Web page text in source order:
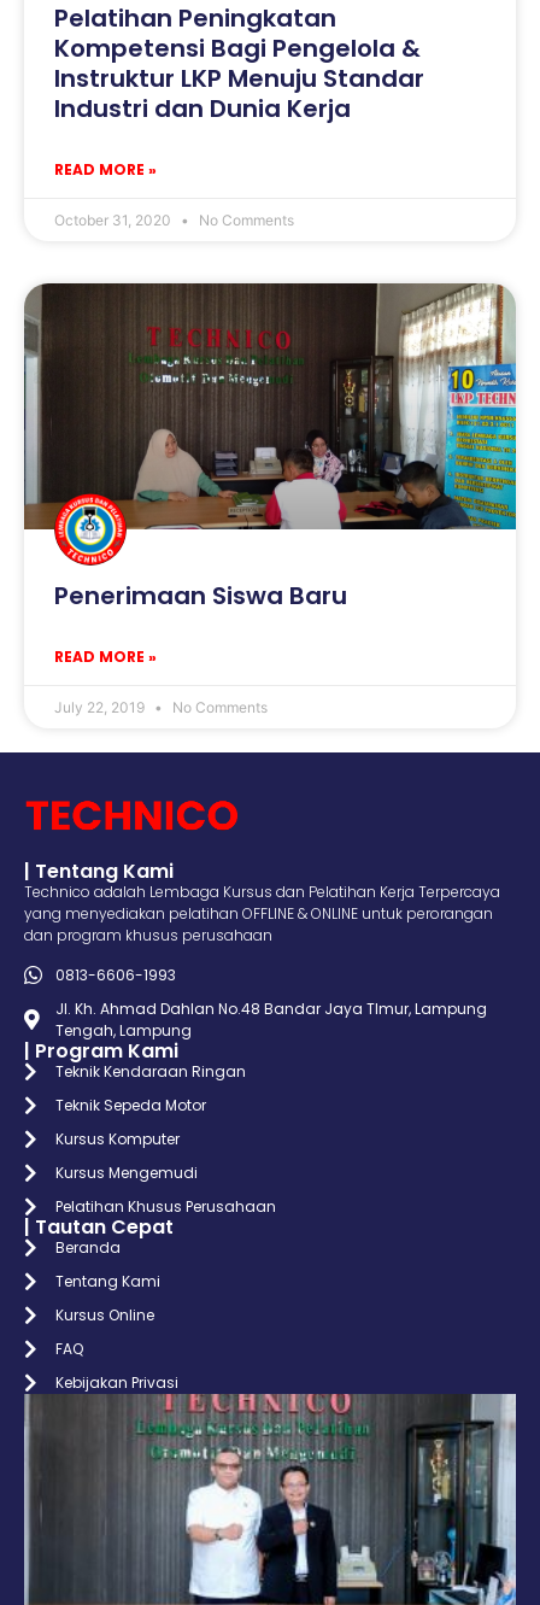
Pelatihan Peningkatan
Kompetensi Bagi Pengelola &
Instruktur LKP Menuju Standar
Industri dan Dunia Kerja
READ MORE »
October 31, 2020 No Comments
Penerimaan Siswa Baru
READ MORE »
July 22, 2019 No Comments
| Tentang Kami
Technico adalah Lembaga Kursus dan Pelatihan Kerja Terpercaya
yang menyediakan pelatihan OFFLINE & ONLINE untuk perorangan
dan program khusus perusahaan
0813-6606-1993
Jl. Kh. Ahmad Dahlan No.48 Bandar Jaya TImur, Lampung
Tengah, Lampung
| Program Kami
Teknik Kendaraan Ringan
Teknik Sepeda Motor
Kursus Komputer
Kursus Mengemudi
Pelatihan Khusus Perusahaan
| Tautan Cepat
Beranda
Tentang Kami
Kursus Online
FAQ
Kebijakan Privasi